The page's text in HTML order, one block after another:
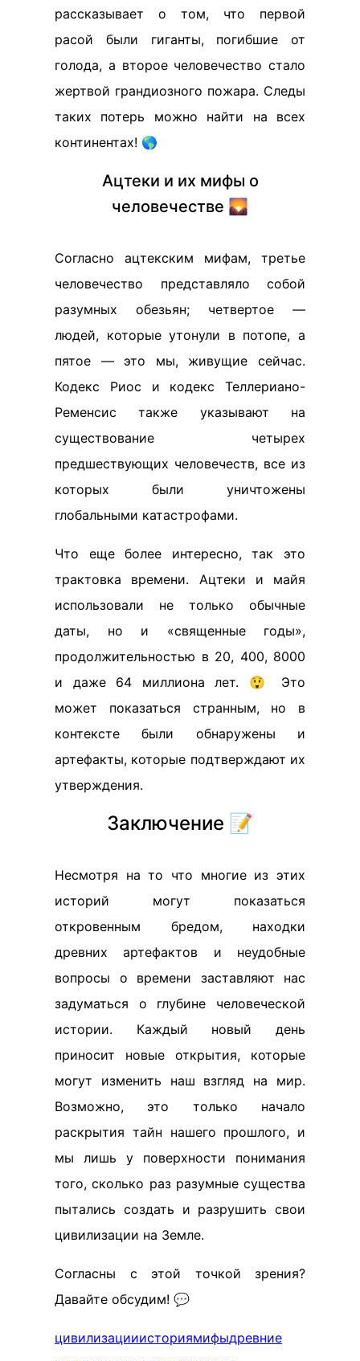
рассказывает о том, что первой
расой были гиганты, погибшие от
голода, а второе человечество стало
жертвой грандиозного пожара. Следы
таких потерь можно найти на всех
континентах! 🌎
Ацтеки и их мифы о
человечестве 🌄
Согласно ацтекским мифам, третье
человечество представляло собой
разумных обезьян; четвертое —
людей, которые утонули в потопе, а
пятое — это мы, живущие сейчас.
Кодекс Риос и кодекс Теллериано-
Ременсис также указывают на
существование четырех
предшествующих человечеств, все из
которых были уничтожены
глобальными катастрофами.
Что еще более интересно, так это
трактовка времени. Ацтеки и майя
использовали не только обычные
даты, но и «священные годы»,
продолжительностью в 20, 400, 8000
и даже 64 миллиона лет. 😲 Это
может показаться странным, но в
контексте были обнаружены и
артефакты, которые подтверждают их
утверждения.
Заключение 📝
Несмотря на то что многие из этих
историй могут показаться
откровенным бредом, находки
древних артефактов и неудобные
вопросы о времени заставляют нас
задуматься о глубине человеческой
истории. Каждый новый день
приносит новые открытия, которые
могут изменить наш взгляд на мир.
Возможно, это только начало
раскрытия тайн нашего прошлого, и
мы лишь у поверхности понимания
того, сколько раз разумные существа
пытались создать и разрушить свои
цивилизации на Земле.
Согласны с этой точкой зрения?
Давайте обсудим! 💬
цивилизацииисториямифыдревние